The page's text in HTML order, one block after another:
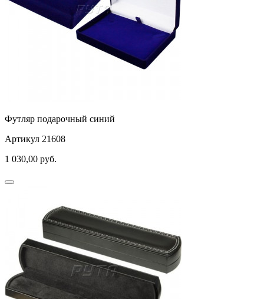
Футляр подарочный синий
Артикул 21608
1 030,00 руб.